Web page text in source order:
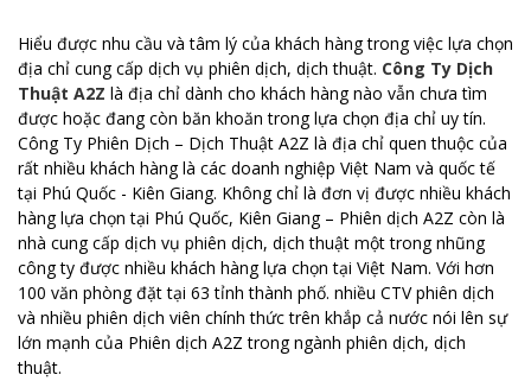
Hiểu được nhu cầu và tâm lý của khách hàng trong việc lựa chọn
địa chỉ cung cấp dịch vụ phiên dịch, dịch thuật. Công Ty Dịch
Thuật A2Z là địa chỉ dành cho khách hàng nào vẫn chưa tìm
được hoặc đang còn băn khoăn trong lựa chọn địa chỉ uy tín.
Công Ty Phiên Dịch – Dịch Thuật A2Z là địa chỉ quen thuộc của
rất nhiều khách hàng là các doanh nghiệp Việt Nam và quốc tế
tại Phú Quốc - Kiên Giang. Không chỉ là đơn vị được nhiều khách
hàng lựa chọn tại Phú Quốc, Kiên Giang – Phiên dịch A2Z còn là
nhà cung cấp dịch vụ phiên dịch, dịch thuật một trong nhũng
công ty được nhiều khách hàng lựa chọn tại Việt Nam. Với hơn
100 văn phòng đặt tại 63 tỉnh thành phố. nhiều CTV phiên dịch
và nhiều phiên dịch viên chính thức trên khắp cả nước nói lên sự
lớn mạnh của Phiên dịch A2Z trong ngành phiên dịch, dịch
thuật.